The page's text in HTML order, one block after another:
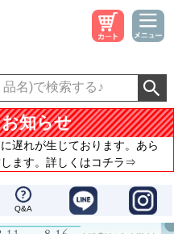
知らせ
遅れが生じております。あら
ます。詳しくはコチラ⇒
Q&A